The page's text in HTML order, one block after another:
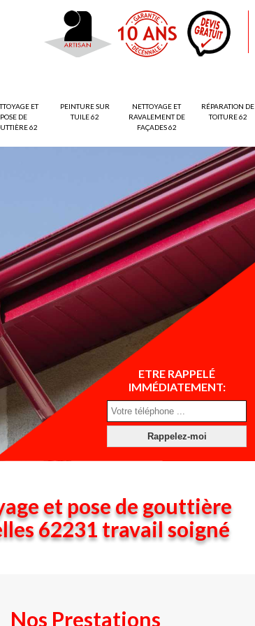
ET
POSE DE
62
PEINTURE SUR
TUILE 62
NETTOYAGE ET
RAVALEMENT DE
FAÇADES 62
RÉPARATION DE
TOITURE 62
ETRE RAPPELÉ
IMMÉDIATEMENT:
et pose de gouttière
62231 travail soigné
Nos Prestations